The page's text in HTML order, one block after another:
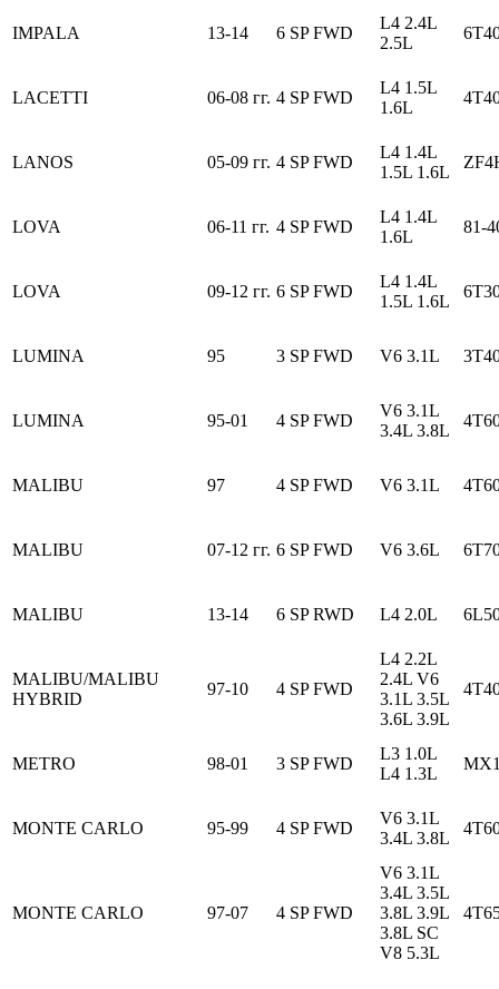
IMPALA 13-14 6 SP FWD
L4 2.4L
2.5L
LACETTI 06-08 гг. 4 SP FWD
L4 1.5L
1.6L
LANOS 05-09 гг. 4 SP FWD
L4 1.4L
1.5L 1.6L
LOVA 06-11 гг. 4 SP FWD
L4 1.4L
1.6L
81-
LOVA 09-12 гг. 6 SP FWD
L4 1.4L
1.5L 1.6L
LUMINA 95 3 SP FWD V6 3.1L
LUMINA 95-01 4 SP FWD
V6 3.1L
3.4L 3.8L
MALIBU 97 4 SP FWD V6 3.1L
MALIBU 07-12 гг. 6 SP FWD V6 3.6L
MALIBU 13-14 6 SP RWD L4 2.0L
MALIBU/MALIBU
HYBRID
97-10 4 SP FWD
L4 2.2L
2.4L V6
3.1L 3.5L
3.6L 3.9L
METRO 98-01 3 SP FWD
L3 1.0L
L4 1.3L
MONTE CARLO 95-99 4 SP FWD
V6 3.1L
3.4L 3.8L
MONTE CARLO 97-07 4 SP FWD
V6 3.1L
3.4L 3.5L
3.8L 3.9L
3.8L SC
V8 5.3L